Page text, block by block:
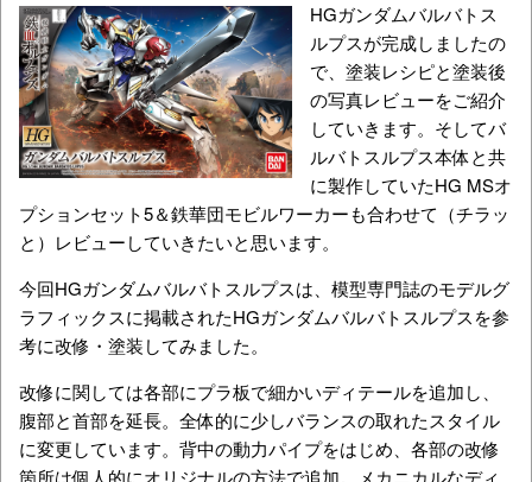
HGガンダムバルバトス
ルプスが完成しましたの
で、塗装レシピと塗装後
の写真レビューをご紹介
していきます。そしてバ
ルバトスルプス本体と共
に製作していたHG MSオ
プションセット5＆鉄華団モビルワーカーも合わせて（チラッ
と）レビューしていきたいと思います。
今回HGガンダムバルバトスルプスは、模型専門誌のモデルグ
ラフィックスに掲載されたHGガンダムバルバトスルプスを参
考に改修・塗装してみました。
改修に関しては各部にプラ板で細かいディテールを追加し、
腹部と首部を延長。全体的に少しバランスの取れたスタイル
に変更しています。背中の動力パイプをはじめ、各部の改修
箇所は個人的にオリジナルの方法で追加。メカニカルなディ